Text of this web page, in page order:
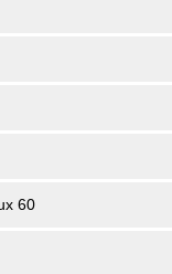
60